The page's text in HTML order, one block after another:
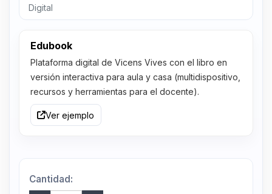
Digital
Edubook
Plataforma digital de Vicens Vives con el libro en
versión interactiva para aula y casa (multidispositivo,
recursos y herramientas para el docente).
Ver ejemplo
Cantidad: